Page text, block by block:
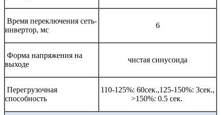
Время переключения сеть-
инвертор, мс
6
Форма напряжения на
выходе
чистая синусоида
Перегрузочная
способность
110-125%: 60сек.,125-150%: 3сек.,
>150%: 0.5 сек.